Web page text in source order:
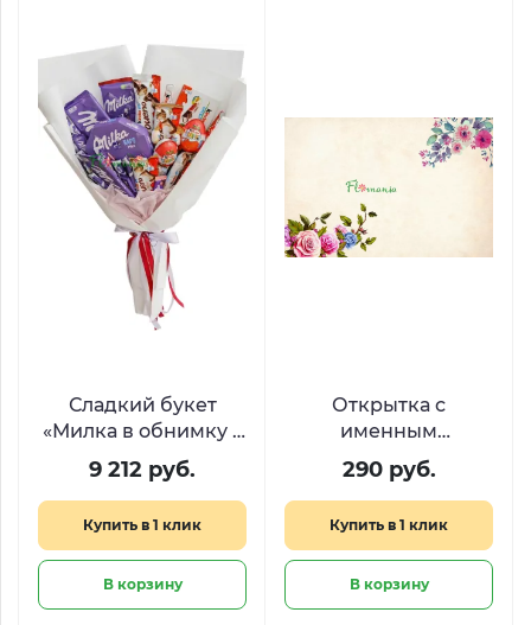
Сладкий букет
«Милка в обнимку с
Киндером»
9 212 руб.
Купить в 1 клик
В корзину
Открытка с
именным
стихотворением
290 руб.
Купить в 1 клик
В корзину